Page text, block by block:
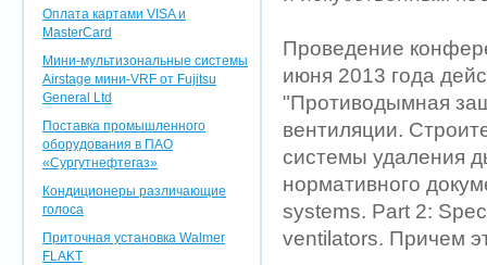
Оплата картами VISA и
MasterCard
Мини-мультизональные системы
Airstage мини-VRF от Fujitsu
General Ltd
Поставка промышленного
оборудования в ПАО
«Сургутнефтегаз»
Кондиционеры различающие
голоса
Приточная установка Walmer
FLAKT
Проведение
июня 2013 года
"Противодымная
вентиляции.
системы удаления
нормативного
systems. Part 2:
ventilators. Причем